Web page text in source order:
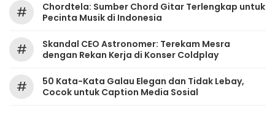
#
Chordtela: Sumber Chord Gitar Terlengkap untuk
Pecinta Musik di Indonesia
#
Skandal CEO Astronomer: Terekam Mesra
dengan Rekan Kerja di Konser Coldplay
#
50 Kata-Kata Galau Elegan dan Tidak Lebay,
Cocok untuk Caption Media Sosial